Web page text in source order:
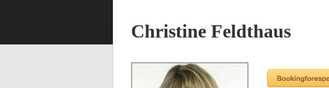
Christine Feldthaus